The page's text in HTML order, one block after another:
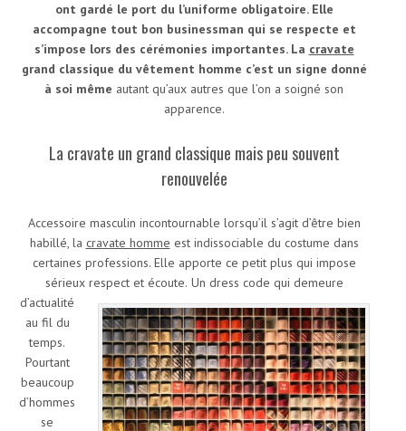
ont gardé le port du l’uniforme obligatoire. Elle
accompagne tout bon businessman qui se respecte et
s’impose lors des cérémonies importantes. La cravate
grand classique du vêtement homme c’est un signe donné
à soi même autant qu’aux autres que l’on a soigné son
apparence.
La cravate un grand classique mais peu souvent
renouvelée
Accessoire masculin incontournable lorsqu’il s’agit d’être bien
habillé, la cravate homme est indissociable du costume dans
certaines professions. Elle apporte ce petit plus qui impose
sérieux respect et écoute. Un dress code qui demeure
d’actualité
au fil du
temps.
Pourtant
beaucoup
d’hommes
se